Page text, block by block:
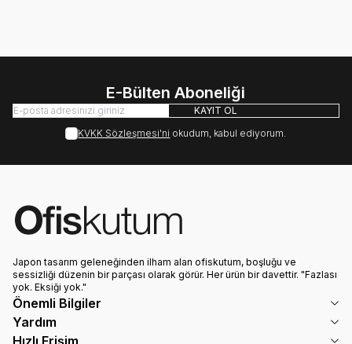
E-Bülten Aboneliği
KAYIT OL
KVKK Sözleşmesi'ni okudum, kabul ediyorum.
Japon tasarım geleneğinden ilham alan ofiskutum, boşluğu ve
sessizliği düzenin bir parçası olarak görür. Her ürün bir davettir. "Fazlası
yok. Eksiği yok."
Önemli Bilgiler
Yardım
Hızlı Erişim